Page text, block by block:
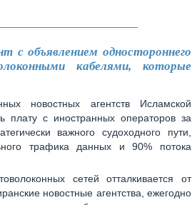
с объявлением одностороннего
кабелями, которые
новостных агентств Исламской
плату с иностранных операторов за
важного судоходного пути,
трафика данных и 90% потока
сетей отталкивается от
новостные агентства, ежегодно